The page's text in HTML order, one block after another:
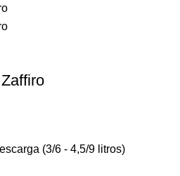
(3/6 - 4,5/9 litros)